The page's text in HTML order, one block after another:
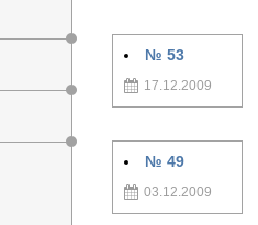
№ 53
17.12.2009
№ 49
03.12.2009